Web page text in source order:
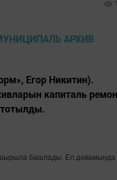
Егор Никитин).
капиталь
тотылды.
башлады. Ел дәвамында